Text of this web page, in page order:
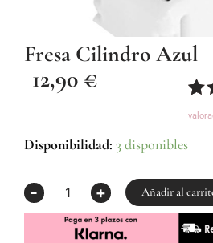
Fresa Cilindro Azul
12,90 €
1
de
Disponibilidad: 3 disponibles
-
Fresa
cantidad
+ Añadir al